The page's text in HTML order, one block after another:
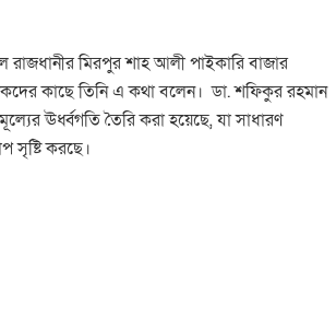
রাজধানীর মিরপুর শাহ আলী পাইকারি বাজার
কাছে তিনি এ কথা বলেন। ডা. শফিকুর রহমান
ঊর্ধ্বগতি তৈরি করা হয়েছে, যা সাধারণ
সৃষ্টি করছে।